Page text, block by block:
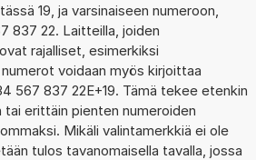
19, ja varsinaiseen numeroon,
837 22. Laitteilla, joiden
rajalliset, esimerkiksi
voidaan myös kirjoittaa
567 837 22E+19. Tämä tekee etenkin
erittäin pienten numeroiden
Mikäli valintamerkkiä ei ole
tulos tavanomaisella tavalla, jossa